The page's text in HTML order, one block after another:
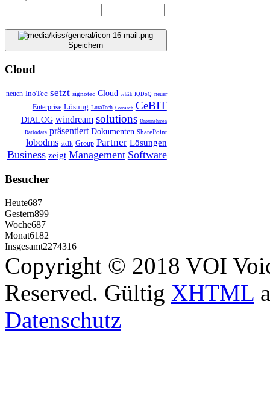
Speichern
Cloud
neuen InoTec setzt signotec Cloud erhält IQDoQ neuer
Enterprise Lösung LuraTech Comarch CeBIT
DiALOG windream solutions Unternehmen
Ratiodata präsentiert Dokumenten SharePoint
lobodms stellt Group Partner Lösungen
Business zeigt Management Software
Besucher
Heute687
Gestern899
Woche687
Monat6182
Insgesamt2274316
Copyright © 2018 VOI
Reserved. Gültig XHTML
Datenschutz